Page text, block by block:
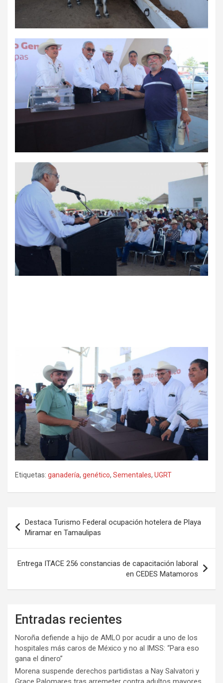
Etiquetas: ganadería, genético, Sementales, UGRT
de
entradas
Destaca Turismo Federal ocupación hotelera de Playa
Miramar en Tamaulipas
Entrega ITACE 256 constancias de capacitación laboral
en CEDES Matamoros
Entradas recientes
Noroña defiende a hijo de AMLO por acudir a uno de los
hospitales más caros de México y no al IMSS: “Para eso
gana el dinero”
Morena suspende derechos partidistas a Nay Salvatori y